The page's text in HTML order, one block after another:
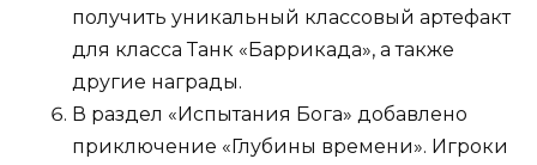
получить уникальный классовый артефакт
для класса Танк «Баррикада», а также
другие награды.
В раздел «Испытания Бога» добавлено
приключение «Глубины времени». Игроки